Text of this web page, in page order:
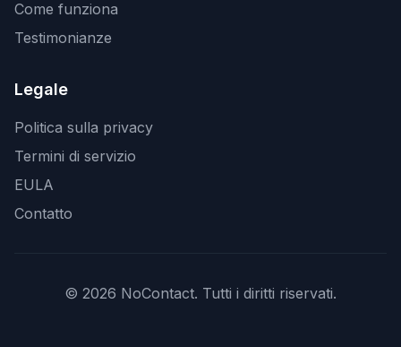
Come funziona
Testimonianze
Legale
Politica sulla privacy
Termini di servizio
EULA
Contatto
© 2026 NoContact. Tutti i diritti riservati.